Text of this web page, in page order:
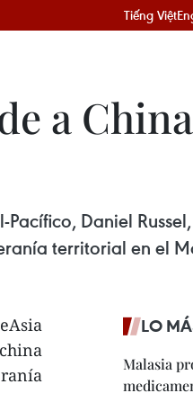
Tiếng Việt
a
Daniel
territorial en el
LO
Malasia